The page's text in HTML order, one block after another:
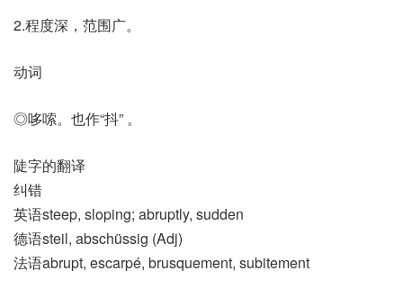
2.程度深，范围广。
动词
◎哆嗦。也作“抖” 。
陡字的翻译
纠错
英语steep, sloping; abruptly, sudden
德语steil, abschüssig (Adj)
法语abrupt, escarpé, brusquement, subitement